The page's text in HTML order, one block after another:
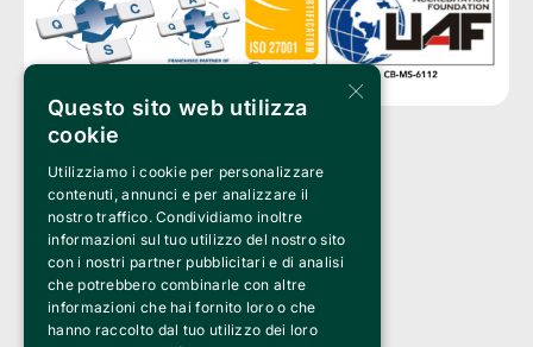
Clappit è un marchio di proprietà di:
Bemils Srl
a Socio Unico
Via Fosse Ardeatine, 4 -20092 Cinisello Balsamo (MI)
PI 05589050961
Iscr. C.C.I.A.A. Milano R.E.A. 1833471
© 2010-2025 Bemils Srl - Tutti i diritti riservati
Credits:
×
Questo sito web utilizza
cookie
Utilizziamo i cookie per personalizzare
contenuti, annunci e per analizzare il
nostro traffico. Condividiamo inoltre
informazioni sul tuo utilizzo del nostro sito
con i nostri partner pubblicitari e di analisi
che potrebbero combinarle con altre
informazioni che hai fornito loro o che
hanno raccolto dal tuo utilizzo dei loro